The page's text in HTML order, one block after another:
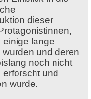
dieser
einige lange
und deren
noch nicht
erforscht und
wurde.